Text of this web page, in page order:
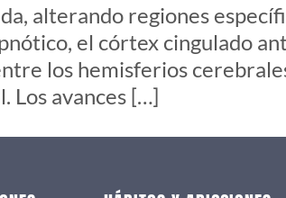
alterando regiones
el córtex cingulado
los hemisferios
Los avances […]